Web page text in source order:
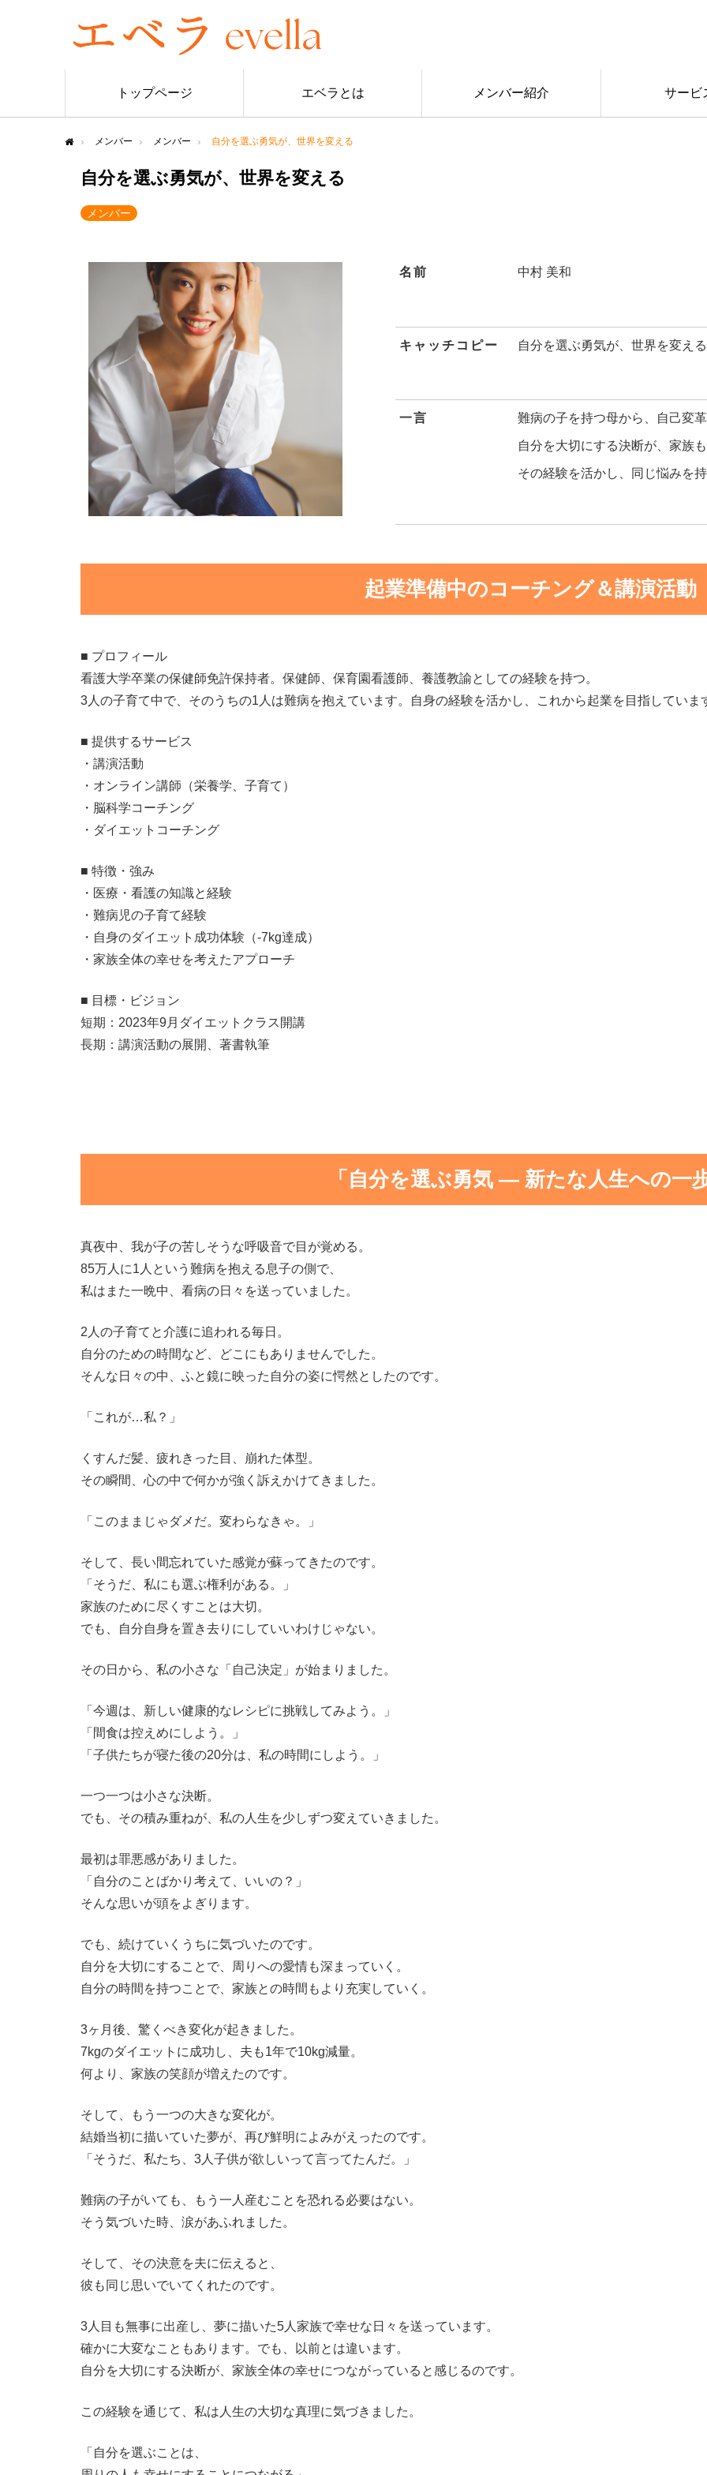
トップページ エベラとは メンバー紹介 サービ
メンバー メンバー 自分を選ぶ勇気が、世界を変える
自分を選ぶ勇気が、世界を変える
メンバー
名前 中村 美和
キャッチコピー 自分を選ぶ勇気が、世界を変える
一言 難病の子を持つ母から、自己変
自分を大切にする決断が、家族
その経験を活かし、同じ悩みを
起業準備中のコーチング＆講演活動
■ プロフィール
看護大学卒業の保健師免許保持者。保健師、保育園看護師、養護教諭としての経験を持つ。
3人の子育て中で、そのうちの1人は難病を抱えています。自身の経験を活かし、これから起業を目指していま
■ 提供するサービス
・講演活動
・オンライン講師（栄養学、子育て）
・脳科学コーチング
・ダイエットコーチング
■ 特徴・強み
・医療・看護の知識と経験
・難病児の子育て経験
・自身のダイエット成功体験（-7kg達成）
・家族全体の幸せを考えたアプローチ
■ 目標・ビジョン
短期：2023年9月ダイエットクラス開講
長期：講演活動の展開、著書執筆
「自分を選ぶ勇気 ― 新たな人生への一
真夜中、我が子の苦しそうな呼吸音で目が覚める。
85万人に1人という難病を抱える息子の側で、
私はまた一晩中、看病の日々を送っていました。
2人の子育てと介護に追われる毎日。
自分のための時間など、どこにもありませんでした。
そんな日々の中、ふと鏡に映った自分の姿に愕然としたのです。
「これが…私？」
くすんだ髪、疲れきった目、崩れた体型。
その瞬間、心の中で何かが強く訴えかけてきました。
「このままじゃダメだ。変わらなきゃ。」
そして、長い間忘れていた感覚が蘇ってきたのです。
「そうだ、私にも選ぶ権利がある。」
家族のために尽くすことは大切。
でも、自分自身を置き去りにしていいわけじゃない。
その日から、私の小さな「自己決定」が始まりました。
「今週は、新しい健康的なレシピに挑戦してみよう。」
「間食は控えめにしよう。」
「子供たちが寝た後の20分は、私の時間にしよう。」
一つ一つは小さな決断。
でも、その積み重ねが、私の人生を少しずつ変えていきました。
最初は罪悪感がありました。
「自分のことばかり考えて、いいの？」
そんな思いが頭をよぎります。
でも、続けていくうちに気づいたのです。
自分を大切にすることで、周りへの愛情も深まっていく。
自分の時間を持つことで、家族との時間もより充実していく。
3ヶ月後、驚くべき変化が起きました。
7kgのダイエットに成功し、夫も1年で10kg減量。
何より、家族の笑顔が増えたのです。
そして、もう一つの大きな変化が。
結婚当初に描いていた夢が、再び鮮明によみがえったのです。
「そうだ、私たち、3人子供が欲しいって言ってたんだ。」
難病の子がいても、もう一人産むことを恐れる必要はない。
そう気づいた時、涙があふれました。
そして、その決意を夫に伝えると、
彼も同じ思いでいてくれたのです。
3人目も無事に出産し、夢に描いた5人家族で幸せな日々を送っています。
確かに大変なこともあります。でも、以前とは違います。
自分を大切にする決断が、家族全体の幸せにつながっていると感じるのです。
この経験を通じて、私は人生の大切な真理に気づきました。
「自分を選ぶことは、